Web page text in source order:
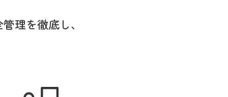
理を徹底し、